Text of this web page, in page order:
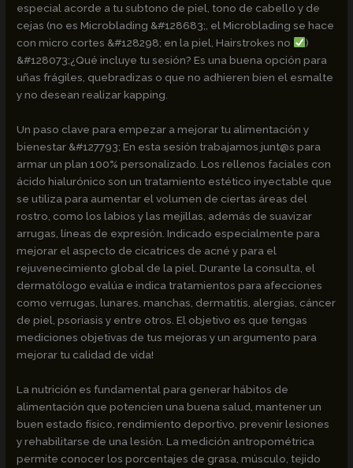
especial acorde a tu subtono de piel, tono de cabello y de
cejas (no es Microblading &#128683;, el Microblading se hace
con micro cortes &#128298; en la piel, Hairstrokes no
)
&#128073;¿Qué incluye tu sesión? Es una buena opción para
uñas frágiles, quebradizas o que no adhieren bien el esmalte
y no desean realizar kapping.
Un paso clave para empezar a mejorar tu alimentación y
bienestar &#127793; En esta sesión trabajamos junt@s para
armar un plan 100% personalizado. Los rellenos faciales con
ácido hialurónico son un tratamiento estético inyectable que
se utiliza para aumentar el volumen de ciertas áreas del
rostro, como los labios y las mejillas, además de suavizar
arrugas, líneas de expresión. Indicado especialmente para
mejorar el aspecto de cicatrices de acné y para el
rejuvenecimiento global de la piel. Durante la consulta, el
dermatólogo evalúa e indica tratamientos para afecciones
como verrugas, lunares, manchas, dermatitis, alergias, cáncer
de piel, psoriasis y entre otros. El objetivo es que tengas
mediciones objetivas de tus mejoras y un argumento para
mejorar tu calidad de vida!
La nutrición es fundamental para generar hábitos de
alimentación que potencien una buena salud, mantener un
buen estado físico, rendimiento deportivo, prevenir lesiones
y rehabilitarse de una lesión. La medición antropométrica
permite conocer los porcentajes de grasa, músculo, tejido